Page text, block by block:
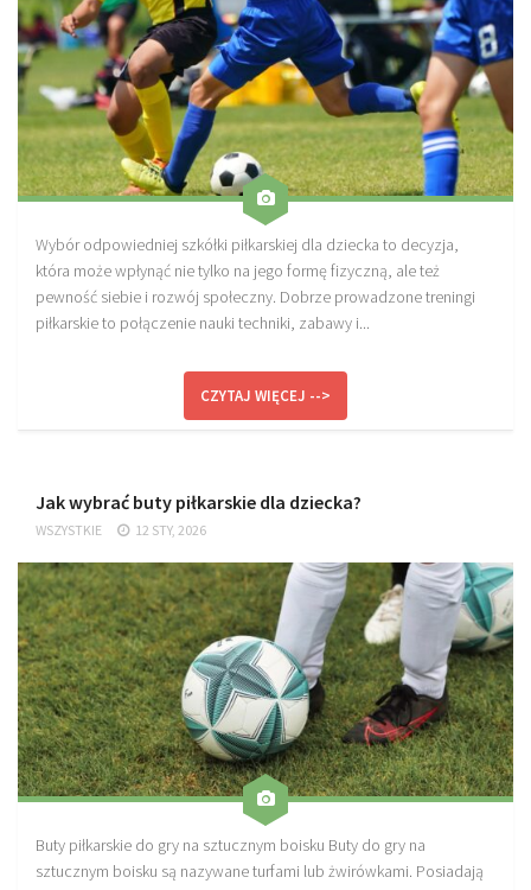
Wybór odpowiedniej szkółki piłkarskiej dla dziecka to decyzja,
która może wpłynąć nie tylko na jego formę fizyczną, ale też
pewność siebie i rozwój społeczny. Dobrze prowadzone treningi
piłkarskie to połączenie nauki techniki, zabawy i...
CZYTAJ WIĘCEJ -->
Jak wybrać buty piłkarskie dla dziecka?
WSZYSTKIE 12 STY, 2026
Buty piłkarskie do gry na sztucznym boisku Buty do gry na
sztucznym boisku są nazywane turfami lub żwirówkami. Posiadają